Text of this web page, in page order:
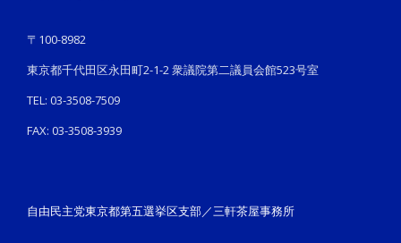
〒100-8982
東京都千代田区永田町2-1-2 衆議院第二議員会館523号室
TEL: 03-3508-7509
FAX: 03-3508-3939
自由民主党東京都第五選挙区支部／三軒茶屋事務所